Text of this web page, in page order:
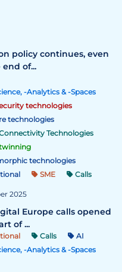
policy continues, even
of...
-Analytics & -Spaces
technologies
technologies
Technologies
technologies
SME Calls
2025
Europe calls opened
of ...
Calls
AI
-Analytics & -Spaces